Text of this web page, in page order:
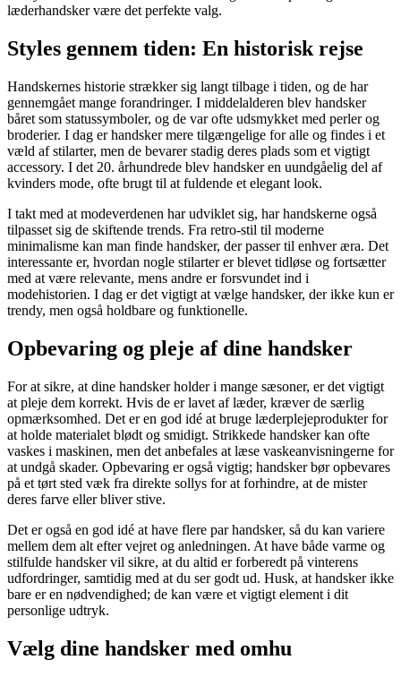
læderhandsker være det perfekte valg.
Styles gennem tiden: En historisk rejse
Handskernes historie strækker sig langt tilbage i tiden, og de har
gennemgået mange forandringer. I middelalderen blev handsker
båret som statussymboler, og de var ofte udsmykket med perler og
broderier. I dag er handsker mere tilgængelige for alle og findes i et
væld af stilarter, men de bevarer stadig deres plads som et vigtigt
accessory. I det 20. århundrede blev handsker en uundgåelig del af
kvinders mode, ofte brugt til at fuldende et elegant look.
I takt med at modeverdenen har udviklet sig, har handskerne også
tilpasset sig de skiftende trends. Fra retro-stil til moderne
minimalisme kan man finde handsker, der passer til enhver æra. Det
interessante er, hvordan nogle stilarter er blevet tidløse og fortsætter
med at være relevante, mens andre er forsvundet ind i
modehistorien. I dag er det vigtigt at vælge handsker, der ikke kun er
trendy, men også holdbare og funktionelle.
Opbevaring og pleje af dine handsker
For at sikre, at dine handsker holder i mange sæsoner, er det vigtigt
at pleje dem korrekt. Hvis de er lavet af læder, kræver de særlig
opmærksomhed. Det er en god idé at bruge læderplejeprodukter for
at holde materialet blødt og smidigt. Strikkede handsker kan ofte
vaskes i maskinen, men det anbefales at læse vaskeanvisningerne for
at undgå skader. Opbevaring er også vigtig; handsker bør opbevares
på et tørt sted væk fra direkte sollys for at forhindre, at de mister
deres farve eller bliver stive.
Det er også en god idé at have flere par handsker, så du kan variere
mellem dem alt efter vejret og anledningen. At have både varme og
stilfulde handsker vil sikre, at du altid er forberedt på vinterens
udfordringer, samtidig med at du ser godt ud. Husk, at handsker ikke
bare er en nødvendighed; de kan være et vigtigt element i dit
personlige udtryk.
Vælg dine handsker med omhu